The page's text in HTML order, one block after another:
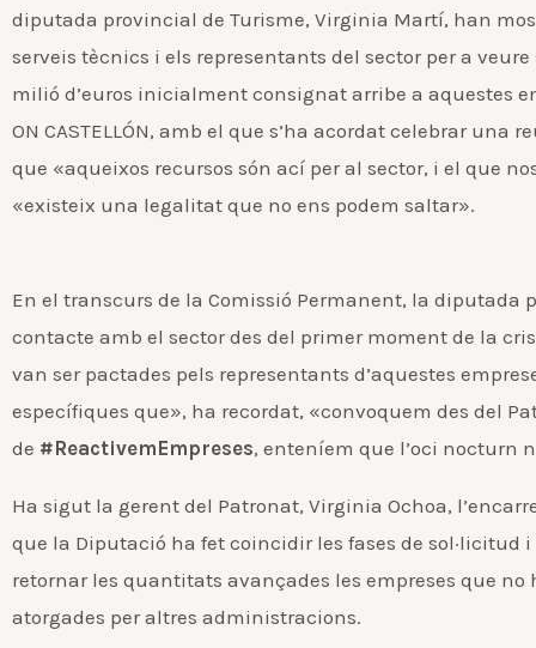
diputada provincial de Turisme, Virginia Martí, han
serveis tècnics i els representants del sector per a
milió d’euros inicialment consignat arribe a aquestes
ON CASTELLÓN, amb el que s’ha acordat celebrar
que «aqueixos recursos són ací per al sector, i el que
«existeix una legalitat que no ens podem saltar».
En el transcurs de la Comissió Permanent, la diputada
contacte amb el sector des del primer moment de la
van ser pactades pels representants d’aquestes
específiques que», ha recordat, «convoquem des del
de #ReactivemEmpreses, enteníem que l’oci nocturn
Ha sigut la gerent del Patronat, Virginia Ochoa,
que la Diputació ha fet coincidir les fases de
retornar les quantitats avançades les empreses que
atorgades per altres administracions.